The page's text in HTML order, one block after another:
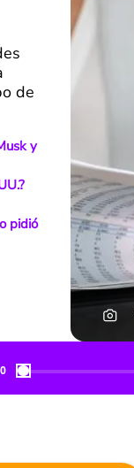
de
y
pidió